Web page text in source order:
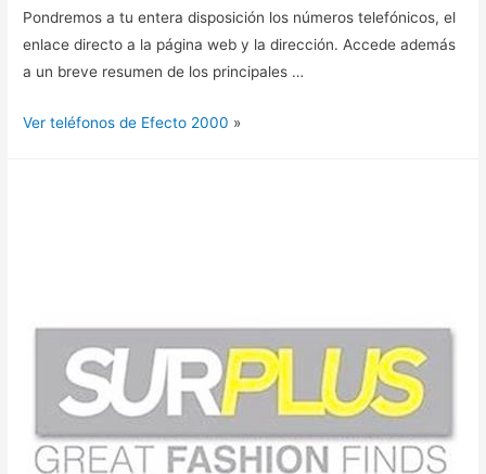
Pondremos a tu entera disposición los números telefónicos, el
enlace directo a la página web y la dirección. Accede además
a un breve resumen de los principales …
Ver teléfonos de Efecto 2000 »